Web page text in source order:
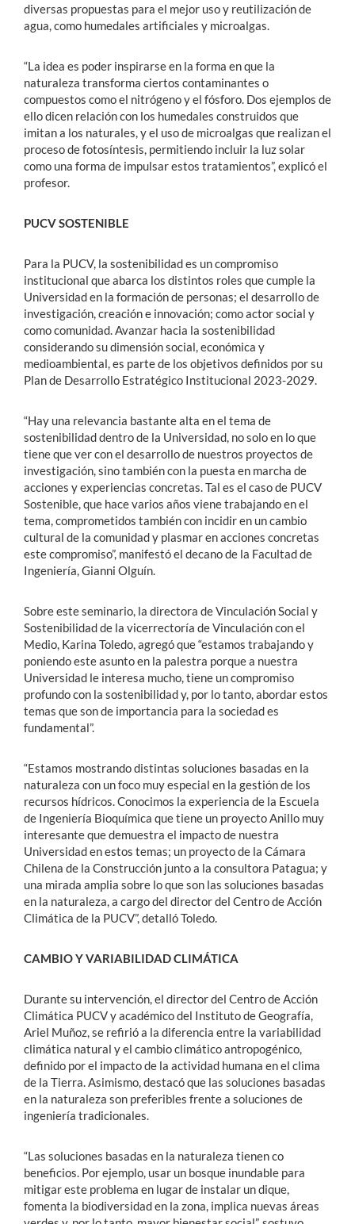
diversas propuestas para el mejor uso y reutilización de
agua, como humedales artificiales y microalgas.
“La idea es poder inspirarse en la forma en que la
naturaleza transforma ciertos contaminantes o
compuestos como el nitrógeno y el fósforo. Dos ejemplos de
ello dicen relación con los humedales construidos que
imitan a los naturales, y el uso de microalgas que realizan el
proceso de fotosíntesis, permitiendo incluir la luz solar
como una forma de impulsar estos tratamientos”, explicó el
profesor.
PUCV SOSTENIBLE
Para la PUCV, la sostenibilidad es un compromiso
institucional que abarca los distintos roles que cumple la
Universidad en la formación de personas; el desarrollo de
investigación, creación e innovación; como actor social y
como comunidad. Avanzar hacia la sostenibilidad
considerando su dimensión social, económica y
medioambiental, es parte de los objetivos definidos por su
Plan de Desarrollo Estratégico Institucional 2023-2029.
“Hay una relevancia bastante alta en el tema de
sostenibilidad dentro de la Universidad, no solo en lo que
tiene que ver con el desarrollo de nuestros proyectos de
investigación, sino también con la puesta en marcha de
acciones y experiencias concretas. Tal es el caso de PUCV
Sostenible, que hace varios años viene trabajando en el
tema, comprometidos también con incidir en un cambio
cultural de la comunidad y plasmar en acciones concretas
este compromiso”, manifestó el decano de la Facultad de
Ingeniería, Gianni Olguín.
Sobre este seminario, la directora de Vinculación Social y
Sostenibilidad de la vicerrectoría de Vinculación con el
Medio, Karina Toledo, agregó que “estamos trabajando y
poniendo este asunto en la palestra porque a nuestra
Universidad le interesa mucho, tiene un compromiso
profundo con la sostenibilidad y, por lo tanto, abordar estos
temas que son de importancia para la sociedad es
fundamental”.
“Estamos mostrando distintas soluciones basadas en la
naturaleza con un foco muy especial en la gestión de los
recursos hídricos. Conocimos la experiencia de la Escuela
de Ingeniería Bioquímica que tiene un proyecto Anillo muy
interesante que demuestra el impacto de nuestra
Universidad en estos temas; un proyecto de la Cámara
Chilena de la Construcción junto a la consultora Patagua; y
una mirada amplia sobre lo que son las soluciones basadas
en la naturaleza, a cargo del director del Centro de Acción
Climática de la PUCV”, detalló Toledo.
CAMBIO Y VARIABILIDAD CLIMÁTICA
Durante su intervención, el director del Centro de Acción
Climática PUCV y académico del Instituto de Geografía,
Ariel Muñoz, se refirió a la diferencia entre la variabilidad
climática natural y el cambio climático antropogénico,
definido por el impacto de la actividad humana en el clima
de la Tierra. Asimismo, destacó que las soluciones basadas
en la naturaleza son preferibles frente a soluciones de
ingeniería tradicionales.
“Las soluciones basadas en la naturaleza tienen co
beneficios. Por ejemplo, usar un bosque inundable para
mitigar este problema en lugar de instalar un dique,
fomenta la biodiversidad en la zona, implica nuevas áreas